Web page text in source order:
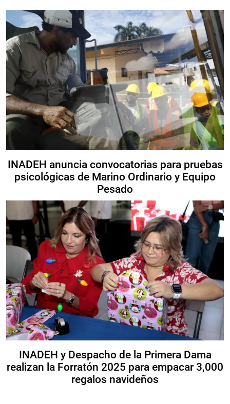
INADEH anuncia convocatorias para pruebas
psicológicas de Marino Ordinario y Equipo
Pesado
INADEH y Despacho de la Primera Dama
realizan la Forratón 2025 para empacar 3,000
regalos navideños